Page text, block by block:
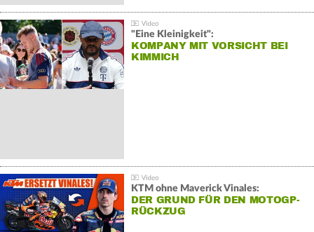
"Eine Kleinigkeit":
KOMPANY MIT VORSICHT BEI
KIMMICH
KTM ohne Maverick Vinales:
DER GRUND FÜR DEN MOTOGP-
RÜCKZUG